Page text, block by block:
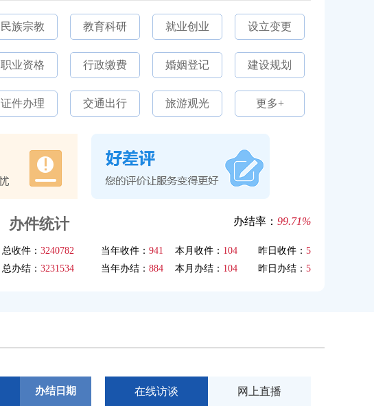
民族宗教 教育科研 就业创业 设立变更
职业资格 行政缴费 婚姻登记 建设规划
证件办理 交通出行 旅游观光 更多+
办件统计 办结率： 99.71%
总收件： 3240782 当年收件： 941 本月收件： 104 昨日收件： 5
总办结： 3231534 当年办结： 884 本月办结： 104 昨日办结： 5
办结日期 在线访谈 网上直播